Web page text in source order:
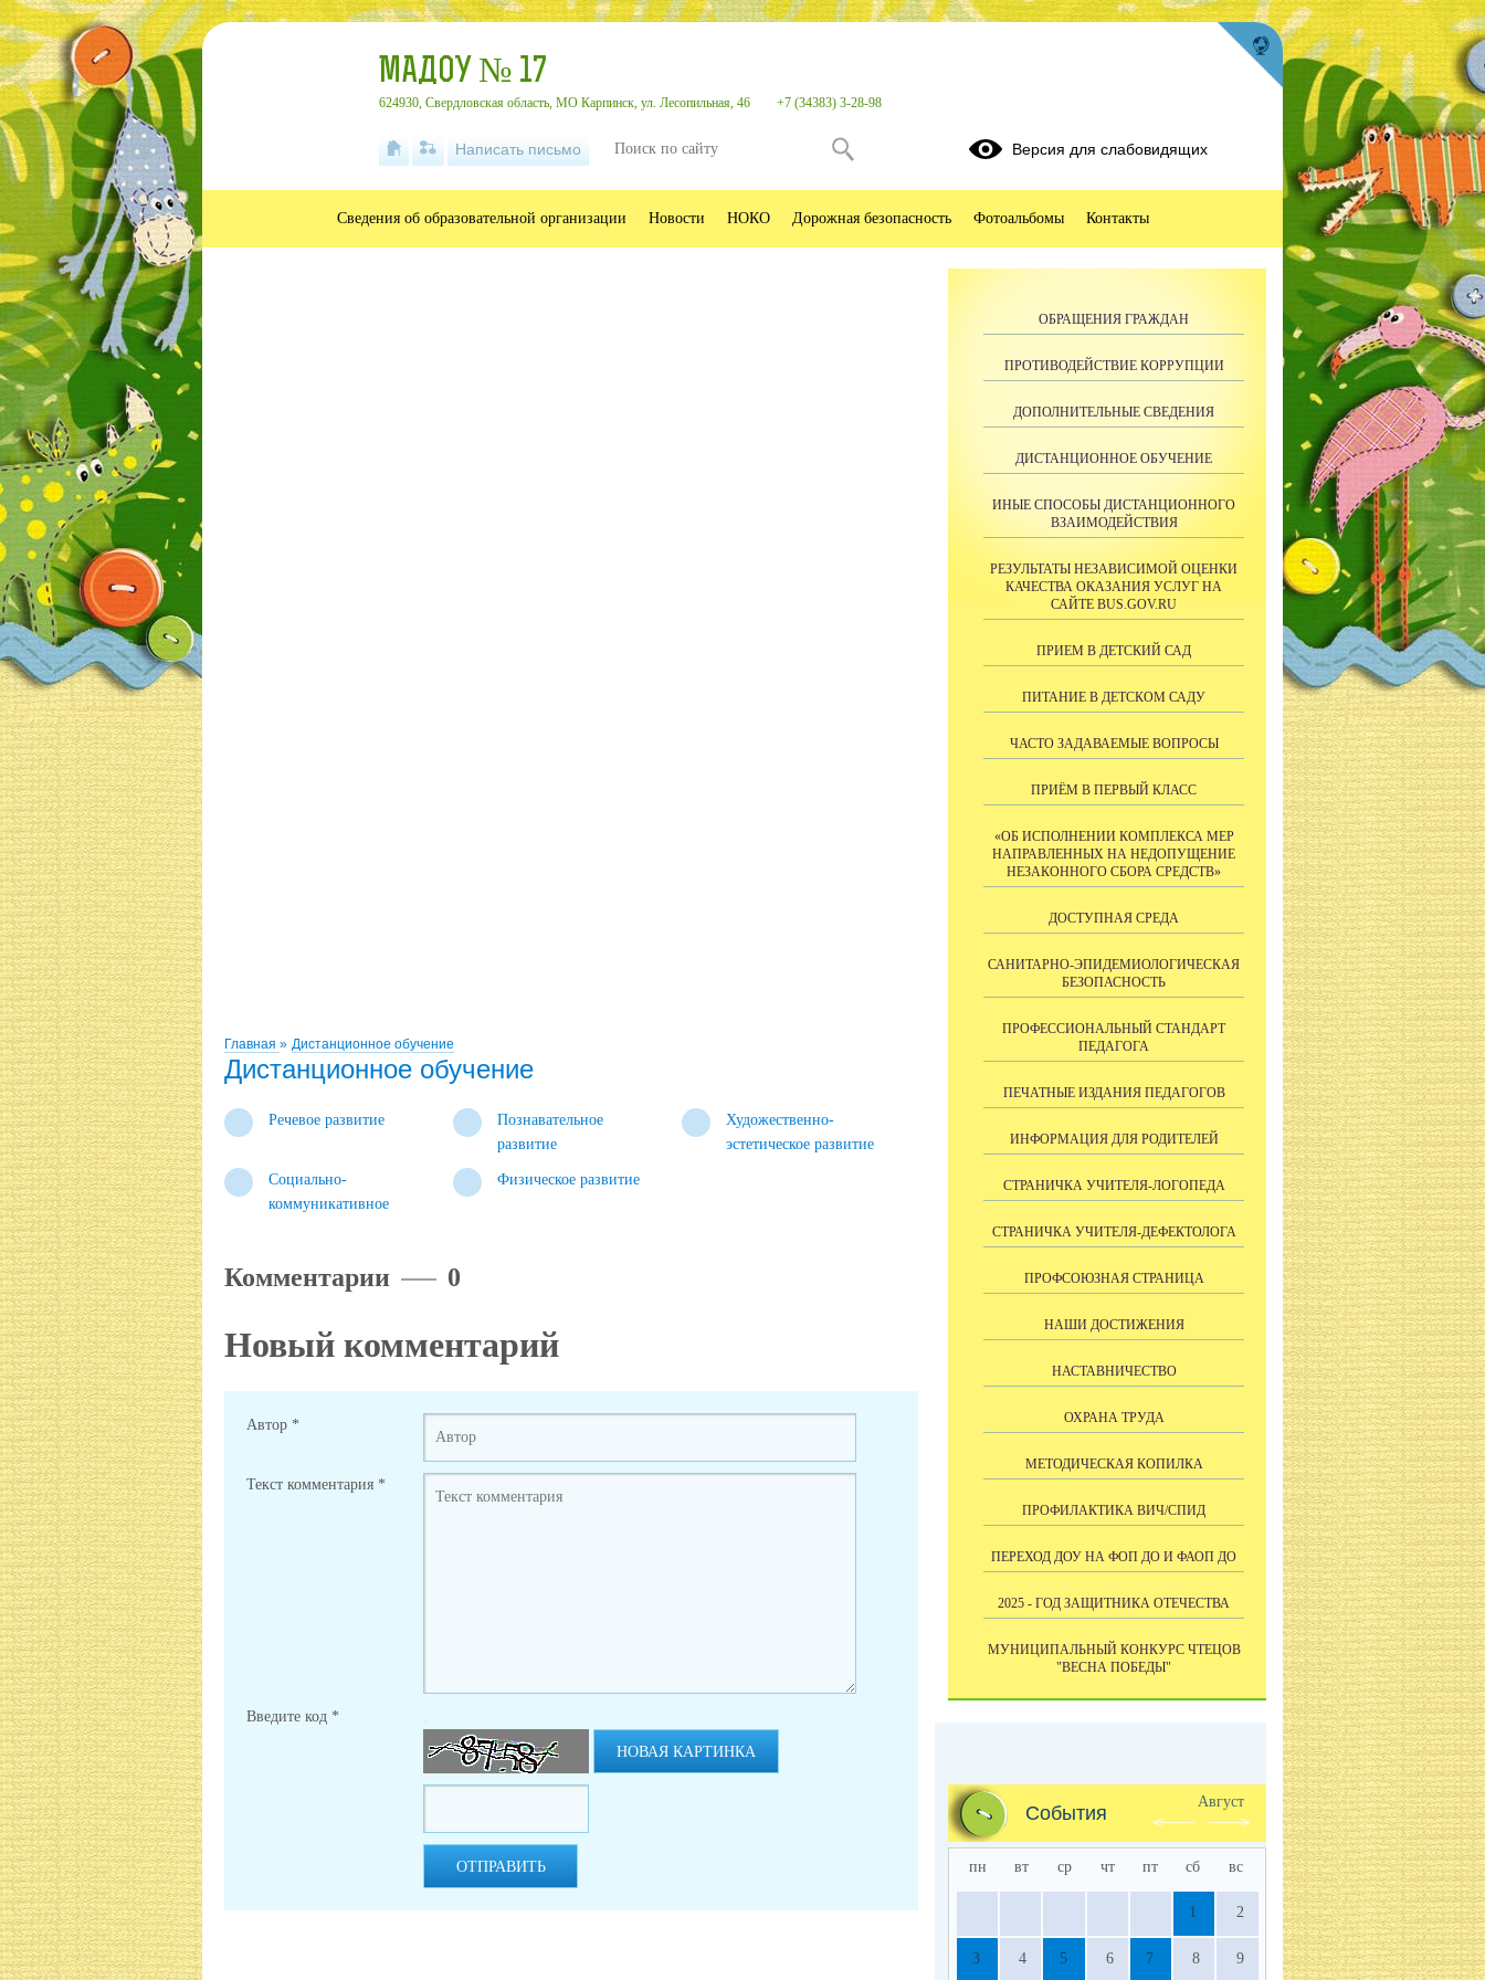
Главная » Дистанционное обучение
Дистанционное обучение
Речевое развитие
Познавательное
развитие
Художественно-
эстетическое развитие
Социально-
коммуникативное
Физическое развитие
Комментарии 0
Новый комментарий
Автор *
Текст комментария *
Введите код *
НОВАЯ КАРТИНКА
ОТПРАВИТЬ
ОБРАЩЕНИЯ ГРАЖДАН
ПРОТИВОДЕЙСТВИЕ КОРРУПЦИИ
ДОПОЛНИТЕЛЬНЫЕ СВЕДЕНИЯ
ДИСТАНЦИОННОЕ ОБУЧЕНИЕ
ИНЫЕ СПОСОБЫ ДИСТАНЦИОННОГО
ВЗАИМОДЕЙСТВИЯ
РЕЗУЛЬТАТЫ НЕЗАВИСИМОЙ ОЦЕНКИ
КАЧЕСТВА ОКАЗАНИЯ УСЛУГ НА
САЙТE BUS.GOV.RU
ПРИЕМ В ДЕТСКИЙ САД
ПИТАНИЕ В ДЕТСКОМ САДУ
ЧАСТО ЗАДАВАЕМЫЕ ВОПРОСЫ
ПРИЁМ В ПЕРВЫЙ КЛАСС
«ОБ ИСПОЛНЕНИИ КОМПЛЕКСА МЕР
НАПРАВЛЕННЫХ НА НЕДОПУЩЕНИЕ
НЕЗАКОННОГО СБОРА СРЕДСТВ»
ДОСТУПНАЯ СРЕДА
САНИТАРНО-ЭПИДЕМИОЛОГИЧЕСКАЯ
БЕЗОПАСНОСТЬ
ПРОФЕССИОНАЛЬНЫЙ СТАНДАРТ
ПЕДАГОГА
ПЕЧАТНЫЕ ИЗДАНИЯ ПЕДАГОГОВ
ИНФОРМАЦИЯ ДЛЯ РОДИТЕЛЕЙ
СТРАНИЧКА УЧИТЕЛЯ-ЛОГОПЕДА
СТРАНИЧКА УЧИТЕЛЯ-ДЕФЕКТОЛОГА
ПРОФСОЮЗНАЯ СТРАНИЦА
НАШИ ДОСТИЖЕНИЯ
НАСТАВНИЧЕСТВО
ОХРАНА ТРУДА
МЕТОДИЧЕСКАЯ КОПИЛКА
ПРОФИЛАКТИКА ВИЧ/СПИД
ПЕРЕХОД ДОУ НА ФОП ДО И ФАОП ДО
2025 - ГОД ЗАЩИТНИКА ОТЕЧЕСТВА
МУНИЦИПАЛЬНЫЙ КОНКУРС ЧТЕЦОВ
"ВЕСНА ПОБЕДЫ"
События
Август
пн вт ср чт пт сб вс
1 2
3 4 5 6 7 8 9
МАДОУ № 17
624930, Свердловская область, МО Карпинск, ул. Лесопильная, 46 +7 (34383) 3-28-98
Написать письмо Версия для слабовидящих
Сведения об образовательной организации Новости НОКО Дорожная безопасность Фотоальбомы Контакты